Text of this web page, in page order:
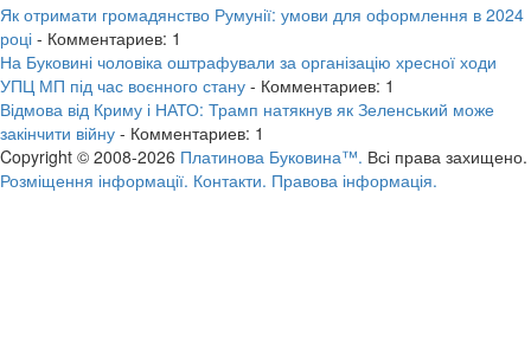
Як отримати громадянство Румунії: умови для оформлення в 2024
році - Комментариев: 1
На Буковині чоловіка оштрафували за організацію хресної ходи
УПЦ МП під час воєнного стану - Комментариев: 1
Відмова від Криму і НАТО: Трамп натякнув як Зеленський може
закінчити війну - Комментариев: 1
Copyright © 2008-2026 Платинова Буковина™. Всі права захищено.
Розміщення інформації. Контакти. Правова інформація.